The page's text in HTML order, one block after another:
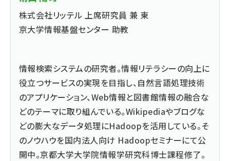
株式会社リッテル 上席研究員 兼 東
京大学情報基盤センター 助教
情報検索システムの研究者。情報リテラシーの向上に
役立つサービスの実現を目指し、自然言語処理技術
のアプリケーション、Web情報と図書館情報の融合な
どのテーマに取り組んでいる。Wikipediaやブログな
どの膨大なデータ処理にHadoopを活用している。そ
のノウハウを国内法人向け Hadoopセミナーにて公
開中。京都大学大学院情報学研究科博士課程修了。